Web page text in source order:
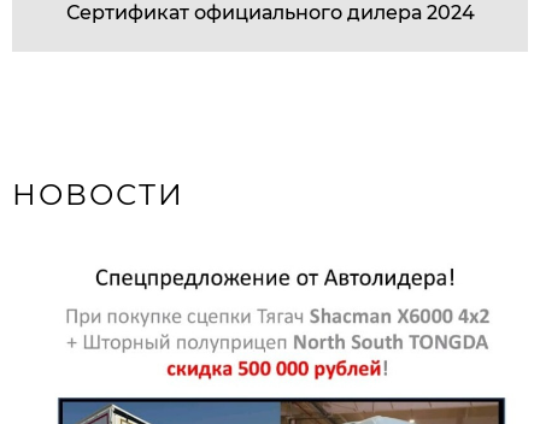
Сертификат официального дилера 2024
НОВОСТИ